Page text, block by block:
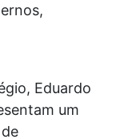
Eduardo
um